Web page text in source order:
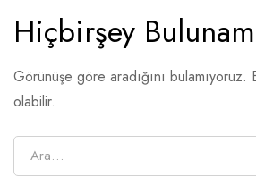
Hiçbirşey
Görünüşe göre aradığını bulamıyoruz.
olabilir.